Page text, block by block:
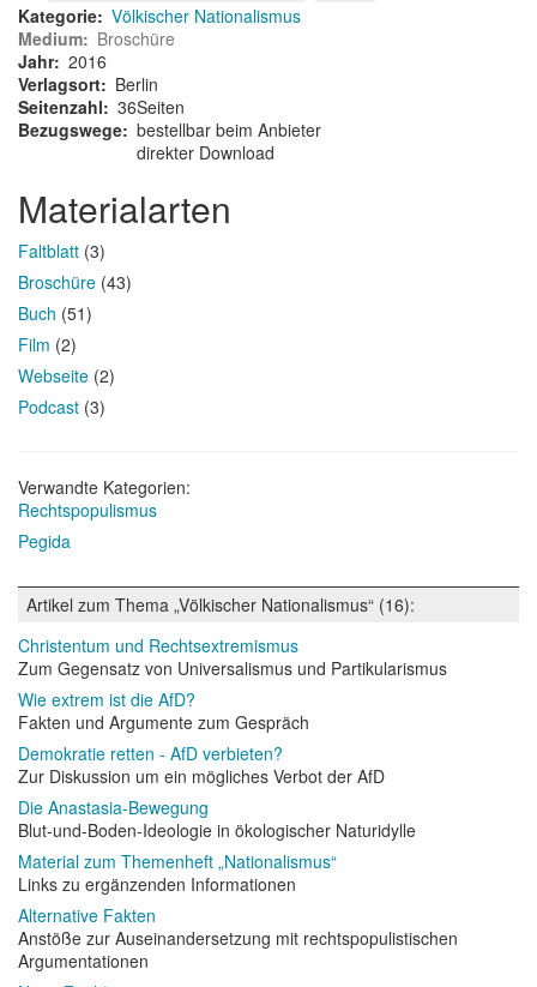
Kategorie Völkischer Nationalismus
Medium
Broschüre
Jahr 2016
Verlagsort
Berlin
Seitenzahl
36Seiten
Bezugswege bestellbar beim Anbieter
direkter Download
Materialarten
Faltblatt (3)
Broschüre (43)
Buch (51)
Film (2)
Webseite (2)
Podcast (3)
Verwandte Kategorien:
Rechtspopulismus
Pegida
Artikel zum Thema „Völkischer Nationalismus“ (16):
Christentum und Rechtsextremismus
Zum Gegensatz von Universalismus und Partikularismus
Wie extrem ist die AfD?
Fakten und Argumente zum Gespräch
Demokratie retten - AfD verbieten?
Zur Diskussion um ein mögliches Verbot der AfD
Die Anastasia-Bewegung
Blut-und-Boden-Ideologie in ökologischer Naturidylle
Material zum Themenheft „Nationalismus“
Links zu ergänzenden Informationen
Alternative Fakten
Anstöße zur Auseinandersetzung mit rechtspopulistischen
Argumentationen